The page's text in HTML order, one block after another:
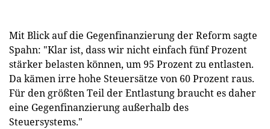
Mit Blick auf die Gegenfinanzierung der Reform sagte
Spahn: "Klar ist, dass wir nicht einfach fünf Prozent
stärker belasten können, um 95 Prozent zu entlasten.
Da kämen irre hohe Steuersätze von 60 Prozent raus.
Für den größten Teil der Entlastung braucht es daher
eine Gegenfinanzierung außerhalb des
Steuersystems."